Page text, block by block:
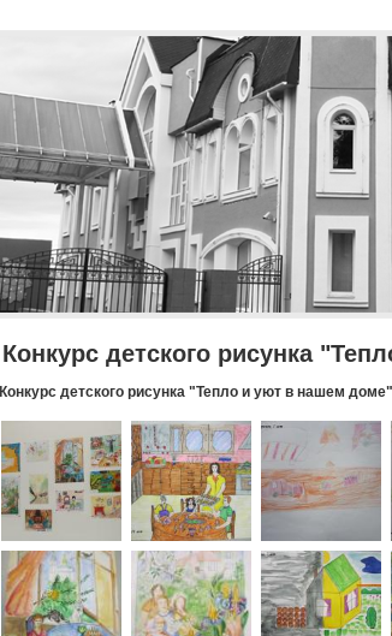
Конкурс детского рисунка
Конкурс детского рисунка "Тепло и уют в нашем доме"